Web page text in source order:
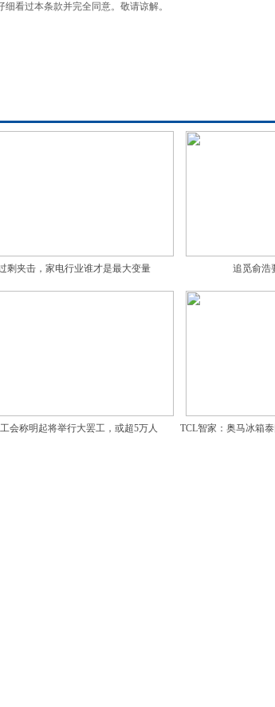
看过本条款并完全同意。敬请谅解。
剩夹击，家电行业谁才是最大变量 追觅俞浩
会称明起将举行大罢工，或超5万人 TCL智家：奥马冰箱